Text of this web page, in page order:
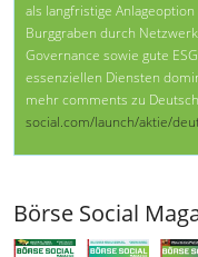
als langfristige
Burggraben durch
Governance sowie gute
essenziellen Diensten
mehr comments zu
social.com/launch/aktie/
Börse Social